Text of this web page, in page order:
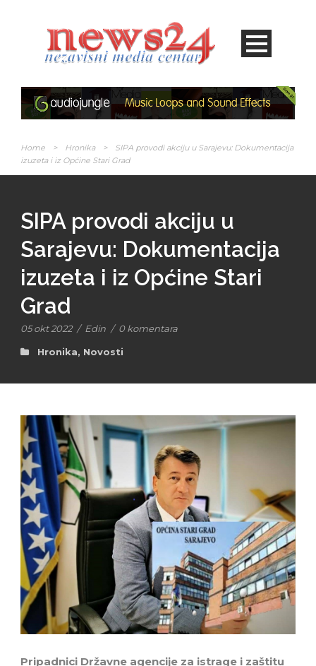
Home > Hronika >
SIPA provodi akciju u Sarajevu: Dokumentacija
izuzeta i iz Općine Stari Grad
SIPA provodi akciju u
Sarajevu: Dokumentacija
izuzeta i iz Općine Stari
Grad
05 okt 2022 / Edin / 0 komentara
Hronika, Novosti
Pripadnici Državne agencije za istrage i zaštitu